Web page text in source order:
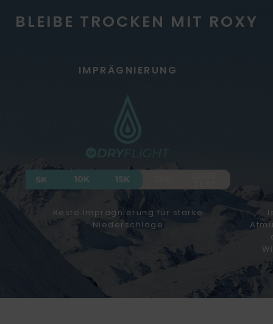
BLEIBE TROCKEN MIT ROXY
IMPRÄGNIERUNG
Beste Imprägnierung für starke
Niederschläge